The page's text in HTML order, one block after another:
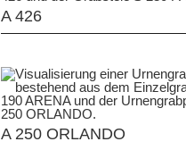
A 426
A 250 ORLANDO